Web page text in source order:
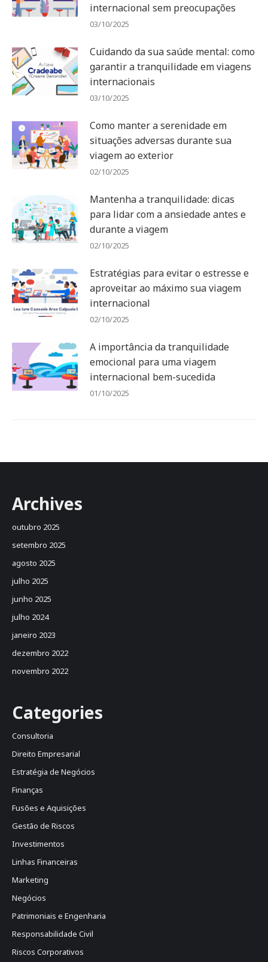
internacional sem preocupações
03/10/2025
Cuidando da sua saúde mental: como
garantir a tranquilidade em viagens
internacionais
03/10/2025
Como manter a serenidade em
situações adversas durante sua
viagem ao exterior
02/10/2025
Mantenha a tranquilidade: dicas
para lidar com a ansiedade antes e
durante a viagem
02/10/2025
Estratégias para evitar o estresse e
aproveitar ao máximo sua viagem
internacional
02/10/2025
A importância da tranquilidade
emocional para uma viagem
internacional bem-sucedida
01/10/2025
Archives
outubro 2025
setembro 2025
agosto 2025
julho 2025
junho 2025
julho 2024
janeiro 2023
dezembro 2022
novembro 2022
Categories
Consultoria
Direito Empresarial
Estratégia de Negócios
Finanças
Fusões e Aquisições
Gestão de Riscos
Investimentos
Linhas Financeiras
Marketing
Negócios
Patrimoniais e Engenharia
Responsabilidade Civil
Riscos Corporativos